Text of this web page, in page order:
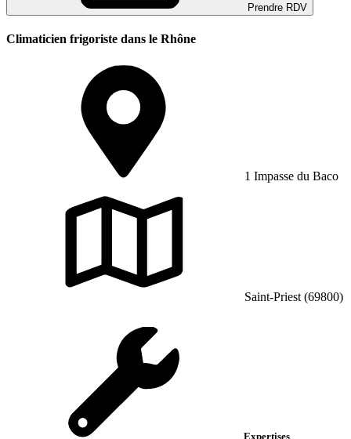
Prendre RDV
Climaticien frigoriste dans le Rhône
1 Impasse du Baco
Saint-Priest (69800)
Expertises